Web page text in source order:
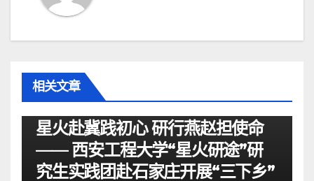
相关文章
星火赴冀践初心 研行燕赵担使命
—— 西安工程大学“星火研途”研
究生实践团赴石家庄开展“三下乡”